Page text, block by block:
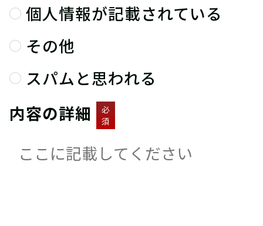
個人情報が記載されている
その他
スパムと思われる
内容の詳細
必
須